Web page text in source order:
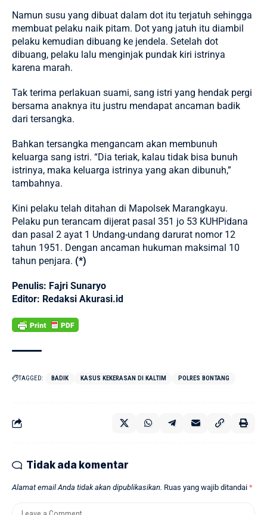
Namun susu yang dibuat dalam dot itu terjatuh sehingga
membuat pelaku naik pitam. Dot yang jatuh itu diambil
pelaku kemudian dibuang ke jendela. Setelah dot
dibuang, pelaku lalu menginjak pundak kiri istrinya
karena marah.
Tak terima perlakuan suami, sang istri yang hendak pergi
bersama anaknya itu justru mendapat ancaman badik
dari tersangka.
Bahkan tersangka mengancam akan membunuh
keluarga sang istri. “Dia teriak, kalau tidak bisa bunuh
istrinya, maka keluarga istrinya yang akan dibunuh,”
tambahnya.
Kini pelaku telah ditahan di Mapolsek Marangkayu.
Pelaku pun terancam dijerat pasal 351 jo 53 KUHPidana
dan pasal 2 ayat 1 Undang-undang darurat nomor 12
tahun 1951. Dengan ancaman hukuman maksimal 10
tahun penjara. (*)
Penulis: Fajri Sunaryo
Editor: Redaksi Akurasi.id
TAGGED: BADIK KASUS KEKERASAN DI KALTIM POLRES BONTANG
Tidak ada komentar
Alamat email Anda tidak akan dipublikasikan. Ruas yang wajib ditandai *